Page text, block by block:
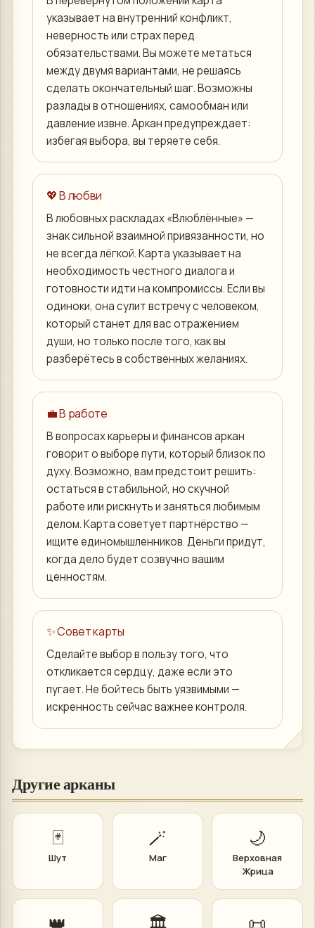
указывает на внутренний конфликт,
неверность или страх перед
обязательствами. Вы можете метаться
между двумя вариантами, не решаясь
сделать окончательный шаг. Возможны
разлады в отношениях, самообман или
давление извне. Аркан предупреждает:
избегая выбора, вы теряете себя.
💖 В любви
В любовных раскладах «Влюблённые» —
знак сильной взаимной привязанности, но
не всегда лёгкой. Карта указывает на
необходимость честного диалога и
готовности идти на компромиссы. Если вы
одиноки, она сулит встречу с человеком,
который станет для вас отражением
души, но только после того, как вы
разберётесь в собственных желаниях.
💼 В работе
В вопросах карьеры и финансов аркан
говорит о выборе пути, который близок по
духу. Возможно, вам предстоит решить:
остаться в стабильной, но скучной
работе или рискнуть и заняться любимым
делом. Карта советует партнёрство —
ищите единомышленников. Деньги придут,
когда дело будет созвучно вашим
ценностям.
✨ Совет карты
Сделайте выбор в пользу того, что
откликается сердцу, даже если это
пугает. Не бойтесь быть уязвимыми —
искренность сейчас важнее контроля.
Другие арканы
🃏
Шут
🪄
Маг
🌙
Верховная
Жрица